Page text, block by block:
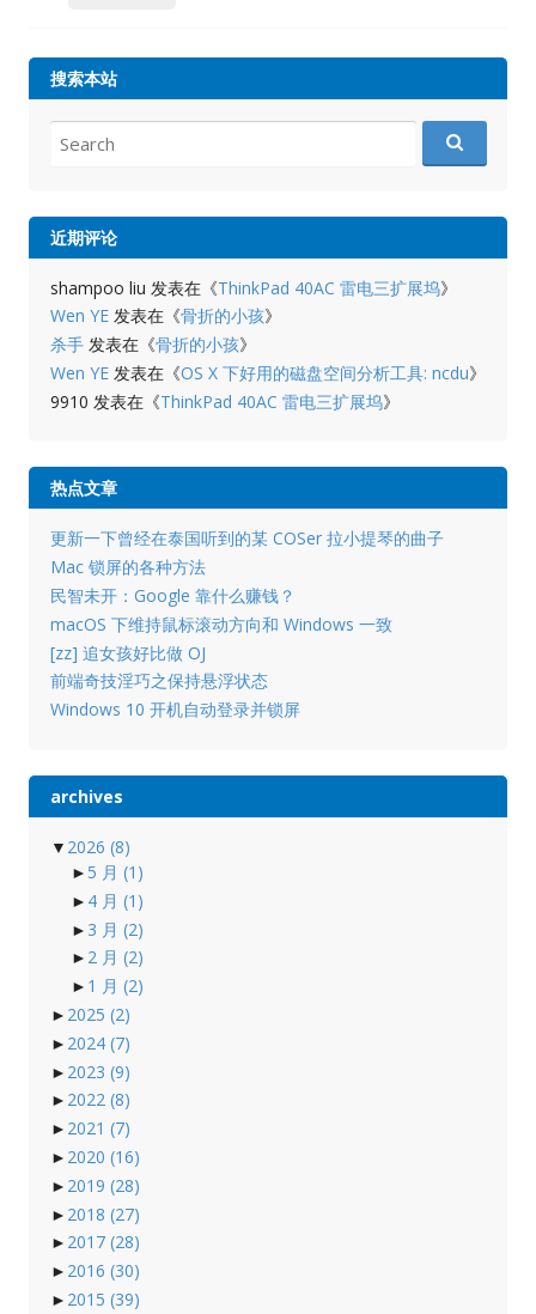
搜索本站
for:
近期评论
shampoo liu 发表在《ThinkPad 40AC 雷电三扩展坞》
Wen YE发表在《骨折的小孩》
杀手发表在《骨折的小孩》
Wen YE发表在《OS X 下好用的磁盘空间分析工具: ncdu》
9910 发表在《ThinkPad 40AC 雷电三扩展坞》
热点文章
更新一下曾经在泰国听到的某 COSer 拉小提琴的曲子
Mac 锁屏的各种方法
民智未开：Google 靠什么赚钱？
macOS 下维持鼠标滚动方向和 Windows 一致
[zz] 追女孩好比做 OJ
前端奇技淫巧之保持悬浮状态
Windows 10 开机自动登录并锁屏
archives
▼ 2026 (8)
► 5 月 (1)
► 4 月 (1)
► 3 月 (2)
► 2 月 (2)
► 1 月 (2)
► 2025 (2)
► 2024 (7)
► 2023 (9)
► 2022 (8)
► 2021 (7)
► 2020 (16)
► 2019 (28)
► 2018 (27)
► 2017 (28)
► 2016 (30)
► 2015 (39)